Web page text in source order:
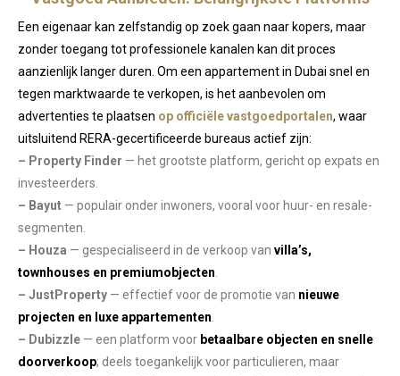
Een eigenaar kan zelfstandig op zoek gaan naar kopers, maar
zonder toegang tot professionele kanalen kan dit proces
aanzienlijk langer duren. Om een appartement in Dubai snel en
tegen marktwaarde te verkopen, is het aanbevolen om
advertenties te plaatsen op officiële vastgoedportalen, waar
uitsluitend RERA-gecertificeerde bureaus actief zijn:
– Property Finder — het grootste platform, gericht op expats en
investeerders.
– Bayut — populair onder inwoners, vooral voor huur- en resale-
segmenten.
– Houza — gespecialiseerd in de verkoop van villa’s,
townhouses en premiumobjecten.
– JustProperty — effectief voor de promotie van nieuwe
projecten en luxe appartementen.
– Dubizzle — een platform voor betaalbare objecten en snelle
doorverkoop; deels toegankelijk voor particulieren, maar